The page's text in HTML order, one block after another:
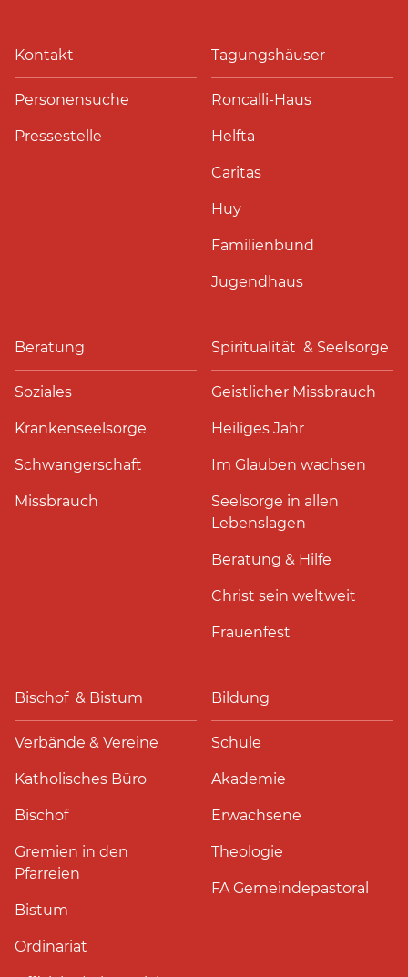
Kontakt
Personensuche
Pressestelle
Tagungshäuser
Roncalli-Haus
Helfta
Caritas
Huy
Familienbund
Jugendhaus
Beratung
Soziales
Krankenseelsorge
Schwangerschaft
Missbrauch
Spiritualität & Seelsorge
Geistlicher Missbrauch
Heiliges Jahr
Im Glauben wachsen
Seelsorge in allen
Lebenslagen
Beratung & Hilfe
Christ sein weltweit
Frauenfest
Bischof & Bistum
Verbände & Vereine
Katholisches Büro
Bischof
Gremien in den
Pfarreien
Bistum
Ordinariat
Bildung
Schule
Akademie
Erwachsene
Theologie
FA Gemeindepastoral